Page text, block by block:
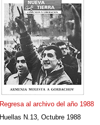
Regresa al archivo del año 1988
Huellas N.13, Octubre 1988